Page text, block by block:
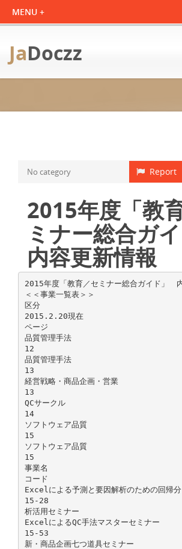
JaDoczz
Report
No category
2015年度「教
ミナー総合ガイ
内容更新情報
2015年度「教育／セミナー総合ガイド」
＜＜事業一覧表＞＞
区分
2015.2.20現在
ページ
品質管理手法
12
品質管理手法
13
経営戦略・商品企画・営業
13
QCサークル
14
ソフトウェア品質
15
ソフトウェア品質
15
事業名
コード
Excelによる予測と要因解析のための回帰分
15-28
析活用セミナー
ExcelによるQC手法マスターセミナー
15-53
新・商品企画七つ道具セミナー